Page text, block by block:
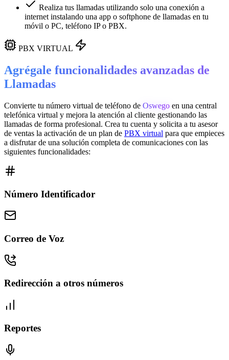
Realiza tus llamadas utilizando solo una conexión a
internet instalando una app o softphone de llamadas en tu
móvil o PC, teléfono IP o PBX.
PBX VIRTUAL
Agrégale funcionalidades avanzadas de
Llamadas
Convierte tu número virtual de teléfono de Oswego en una central
telefónica virtual y mejora la atención al cliente gestionando las
llamadas de forma profesional. Crea tu cuenta y solicita a tu asesor
de ventas la activación de un plan de PBX virtual para que empieces
a disfrutar de una solución completa de comunicaciones con las
siguientes funcionalidades:
Número Identificador
Correo de Voz
Redirección a otros números
Reportes